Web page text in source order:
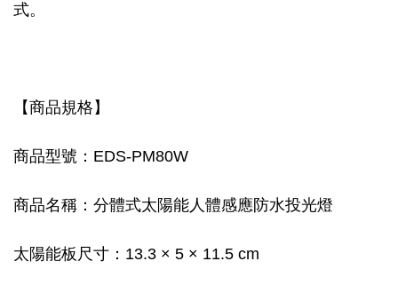
式。
【商品規格】
商品型號：EDS-PM80W
商品名稱：分體式太陽能人體感應防水投光燈
太陽能板尺寸：13.3 × 5 × 11.5 cm